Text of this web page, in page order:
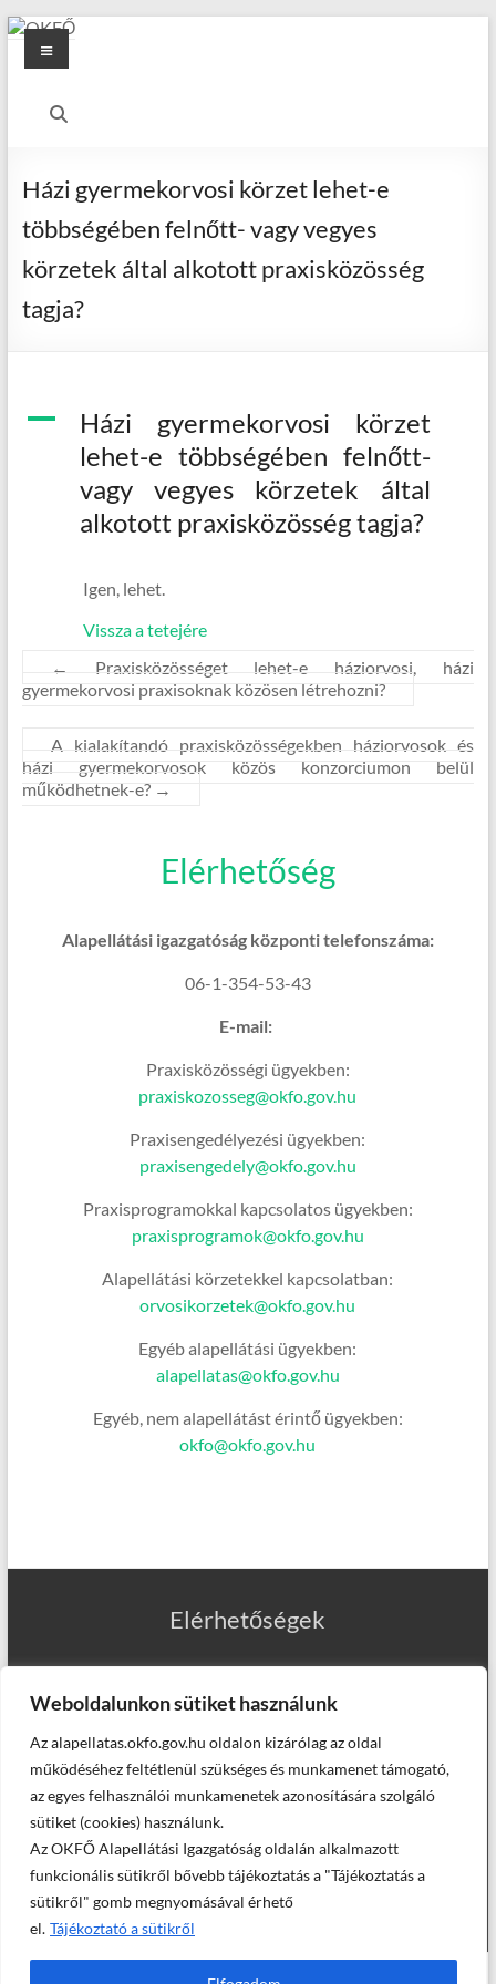
Weboldalunkon sütiket használunk
Az alapellatas.okfo.gov.hu oldalon kizárólag az oldal
működéséhez feltétlenül szükséges és munkamenet támogató,
az egyes felhasználói munkamenetek azonosítására szolgáló
sütiket (cookies) használunk.
Az OKFŐ Alapellátási Igazgatóság oldalán alkalmazott
funkcionális sütikről bővebb tájékoztatás a "Tájékoztatás a
sütikről" gomb megnyomásával érhető
el. Tájékoztató a sütikről
Skip
content
OKFŐ
Menu
Házi gyermekorvosi körzet lehet-e
többségében felnőtt- vagy vegyes
körzetek által alkotott praxisközösség
tagja?
A
Házi gyermekorvosi körzet
lehet-e többségében felnőtt-
vagy vegyes körzetek által
alkotott praxisközösség tagja?
Igen, lehet.
Vissza a tetejére
←
Praxisközösséget lehet-e háziorvosi, házi
gyermekorvosi praxisoknak közösen létrehozni?
A kialakítandó praxisközösségekben háziorvosok és
házi gyermekorvosok közös konzorciumon belül
működhetnek-e? →
Elérhetőség
Alapellátási igazgatóság központi telefonszáma:
06-1-354-53-43
E-mail:
Praxisközösségi ügyekben:
praxiskozosseg@okfo.gov.hu
Praxisengedélyezési ügyekben:
praxisengedely@okfo.gov.hu
Praxisprogramokkal kapcsolatos ügyekben:
praxisprogramok@okfo.gov.hu
Alapellátási körzetekkel kapcsolatban:
orvosikorzetek@okfo.gov.hu
Egyéb alapellátási ügyekben:
alapellatas@okfo.gov.hu
Egyéb, nem alapellátást érintő ügyekben:
okfo@okfo.gov.hu
Elérhetőségek
Munkatársaink
Helyettesítő háziorvosaink